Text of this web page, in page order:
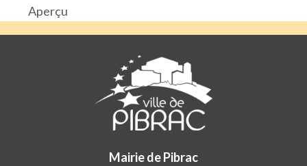
Aperçu
Mairie de Pibrac